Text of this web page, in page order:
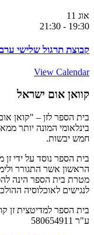
אוג 11
19:30
-
21:30
קבוצת תרגול שלישי
View Calendar
קוואן אום ישראל
בינלאומי המונה יותר
חמש יבשות.
בית הספר נוסד על ידי
הראשון אשר התגורר
מטרת בית הספר הינה
לנגישים לאוכלוסיה
בית הספר למדיטצית זן
ע"ר 580654911